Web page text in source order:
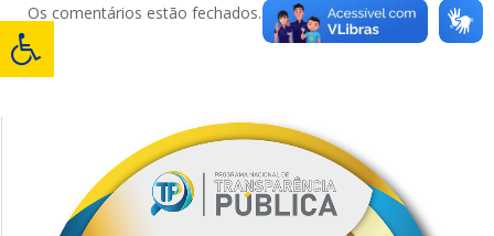
Os comentários estão fechados.